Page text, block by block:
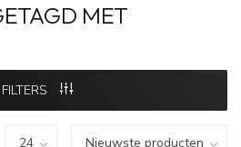
MET
FILTERS